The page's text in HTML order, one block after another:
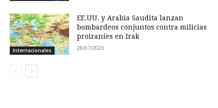
Internacionales
EE.UU. y Arabia Saudita lanzan
bombardeos conjuntos contra milicias
proiraníes en Irak
28/07/2026